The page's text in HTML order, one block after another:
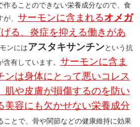
作ることのできない栄養成分なので、食
、 サーモンに含まれるオメガ
る、炎症を抑える働きがあ
ンにはアスタキサンチンという抗
有しています。 サーモンに含ま
ンは身体にとって悪いコレス
肌や皮膚が損傷するのを防い
美容にも欠かせない栄養成分
ことで、骨や関節などの健康維持に効果